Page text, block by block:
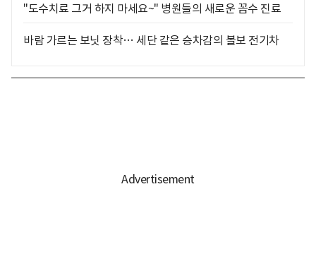
"도수치료 그거 하지 마세요~" 병원들의 새로운 꼼수 진료
바람 가르는 보닛 장착… 세단 같은 승차감의 볼보 전기차